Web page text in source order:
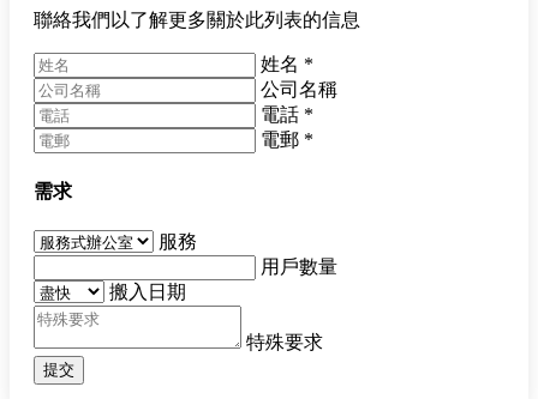
聯絡我們以了解更多關於此列表的信息
姓名 *
公司名稱
電話 *
電郵 *
需求
服務
用戶數量
搬入日期
特殊要求
提交